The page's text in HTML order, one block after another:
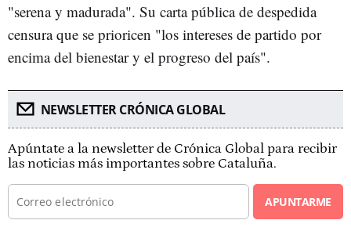
"serena y madurada". Su carta pública de despedida
censura que se prioricen "los intereses de partido por
encima del bienestar y el progreso del país".
NEWSLETTER CRÓNICA GLOBAL
Apúntate a la newsletter de Crónica Global para recibir
las noticias más importantes sobre Cataluña.
APUNTARME